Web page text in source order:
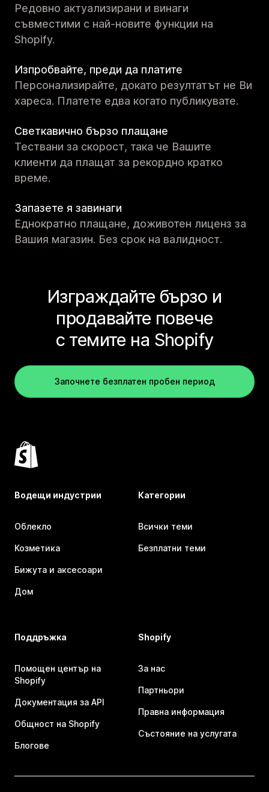
Редовно актуализирани и винаги
съвместими с най-новите функции на
Shopify.
Изпробвайте, преди да платите
Персонализирайте, докато резултатът не Ви
хареса. Платете едва когато публикувате.
Светкавично бързо плащане
Тествани за скорост, така че Вашите
клиенти да плащат за рекордно кратко
време.
Запазете я завинаги
Еднократно плащане, доживотен лиценз за
Вашия магазин. Без срок на валидност.
Изграждайте бързо и
продавайте повече
с темите на Shopify
Започнете безплатен пробен период
Водещи индустрии
Облекло
Козметика
Бижута и аксесоари
Дом
Категории
Всички теми
Безплатни теми
Поддръжка
Помощен център на
Shopify
Документация за API
Общност на Shopify
Блогове
Shopify
За нас
Партньори
Правна информация
Състояние на услугата